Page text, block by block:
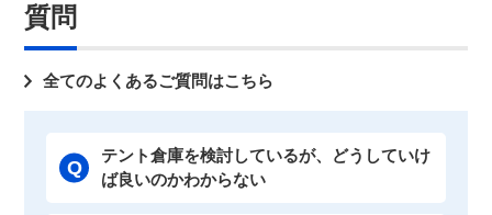
質問
全てのよくあるご質問はこちら
テント倉庫を検討しているが、どうしていけ
ば良いのかわからない